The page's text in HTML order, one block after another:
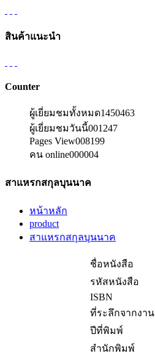
สินค้าแนะนำ
Counter
ผู้เยี่ยมชมทั้งหมด1450463
ผู้เยี่ยมชมวันนี้001247
Pages View008199
คน online000004
สาแหรกสกุลบุนนาค
หน้าหลัก
product
สาแหรกสกุลบุนนาค
ชื่อหนังสือ
รหัสหนังสือ
ISBN
ที่ระลึกจากงาน
ปีที่พิมพ์
สำนักพิมพ์